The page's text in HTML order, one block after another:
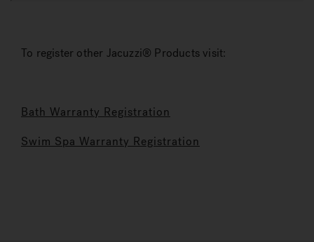
To register other Jacuzzi® Products visit:
Bath Warranty Registration
Swim Spa Warranty Registration